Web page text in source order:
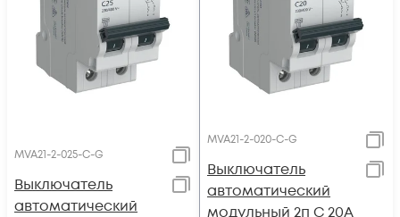
MVA21-2-025-C-G
Выключатель
автоматический
MVA21-2-020-C-G
Выключатель
автоматический
модульный 2п C 20А